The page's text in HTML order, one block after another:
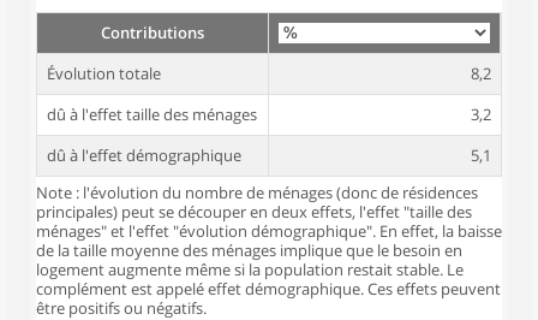
Contributions
Évolution totale
8,2
dû à l'effet taille des ménages
3,2
dû à l'effet démographique
5,1
Note : l'évolution du nombre de ménages (donc de résidences
principales) peut se découper en deux effets, l'effet "taille des
ménages" et l'effet "évolution démographique". En effet, la baisse
de la taille moyenne des ménages implique que le besoin en
logement augmente même si la population restait stable. Le
complément est appelé effet démographique. Ces effets peuvent
être positifs ou négatifs.